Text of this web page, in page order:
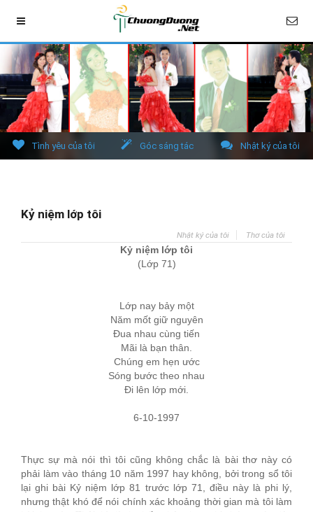
Tình yêu của tôi Góc sáng tác Nhật ký của tôi
Kỷ niệm lớp tôi
Nhật ký của tôi Thơ của tôi
Kỷ niệm lớp tôi
(Lớp 71)
Lớp nay bảy một
Năm mốt giữ nguyên
Đua nhau cùng tiến
Mãi là bạn thân.
Chúng em hẹn ước
Sóng bước theo nhau
Đi lên lớp mới.
6-10-1997
Thực sự mà nói thì tôi cũng không chắc là bài thơ này có
phải làm vào tháng 10 năm 1997 hay không, bởi trong sổ tôi
lại ghi bài Kỷ niệm lớp 81 trước lớp 71, điều này là phi lý,
nhưng thật khó để nói chính xác khoảng thời gian mà tôi làm